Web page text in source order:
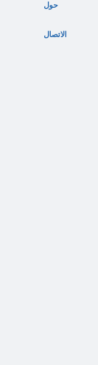
حول
الاتصال